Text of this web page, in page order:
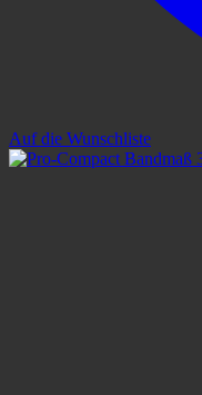
Auf die Wunschliste